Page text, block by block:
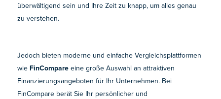
überwältigend sein und Ihre Zeit zu knapp, um alles genau
zu verstehen.
Jedoch bieten moderne und einfache Vergleichsplattformen
wie FinCompare eine große Auswahl an attraktiven
Finanzierungsangeboten für Ihr Unternehmen. Bei
FinCompare berät Sie Ihr persönlicher und